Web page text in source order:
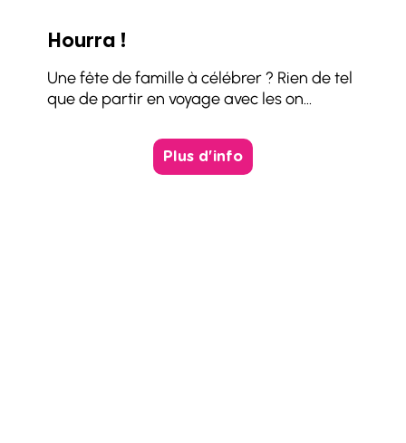
Une fête de famille à célébrer ? Rien de tel
que de partir en voyage avec les on...
Hourra !
Plus d'info